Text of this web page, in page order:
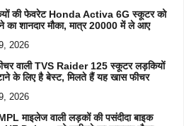
की फेवरेट Honda Activa 6G स्कूटर को
का शानदार मौका, मात्र 20000 में ले आए
2026
वाली TVS Raider 125 स्कूटर लड़कियों
के लिए है बेस्ट, मिलते हैं यह खास फीचर
2026
माइलेज वाली लड़कों की पसंदीदा बाइक